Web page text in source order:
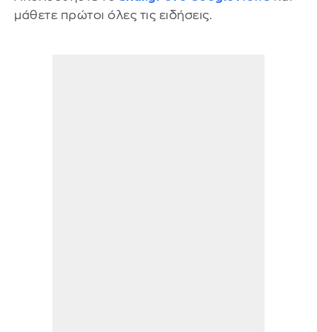
μάθετε πρώτοι όλες τις ειδήσεις.